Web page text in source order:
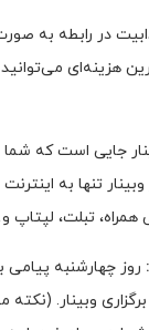
در رابطه به
هزینه‌ای
جایی است که
تنها به
همراه، تبلت، لپتاپ
روز چهارشنبه پیامی
وبینار. (نکته